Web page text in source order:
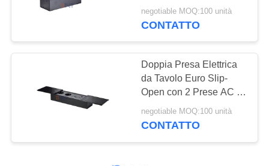
Ascensore
motorizzato della TV
291
IP44 16A Corrente
nominale per uso in
negotiable MOQ:100 unità
CONTATTO
Doppia Presa Elettrica
da Tavolo Euro Slip-
Open con 2 Prese AC e
USB A+C IP44 per Uso
Ufficio
negotiable MOQ:100 unità
CONTATTO